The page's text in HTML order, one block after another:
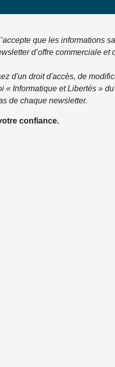
que les informations
d’offre commerciale et
d'un droit d'accès, de
« Informatique et Libertés »
de chaque newsletter.
confiance.